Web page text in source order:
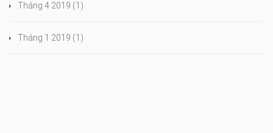
Tháng 4 2019 (1)
Tháng 1 2019 (1)